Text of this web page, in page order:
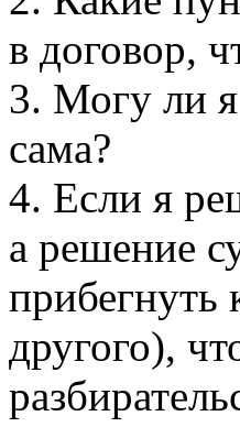
в договор,
3. Могу ли я
сама?
4. Если я
а решение
другого),